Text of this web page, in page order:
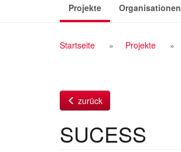
Projekte(aktiv)Organisationen
Breadcrumb
Startseite Projekte
zurück
SUCESS